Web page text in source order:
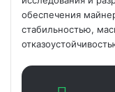
обеспечения
стабильностью,